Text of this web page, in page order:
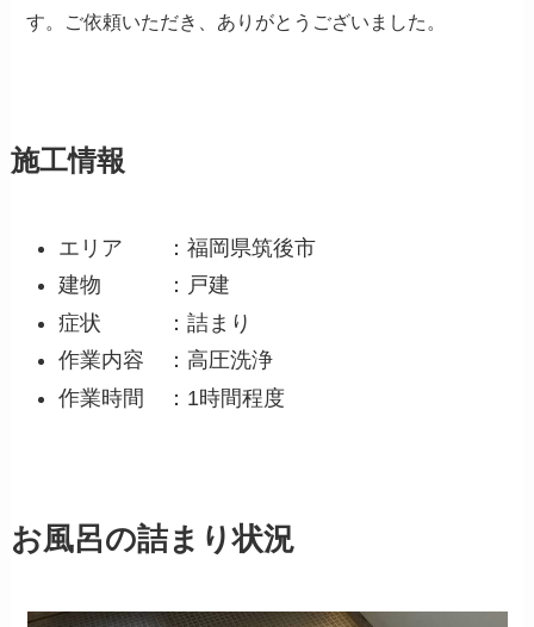
す。ご依頼いただき、ありがとうございました。
施工情報
エリア ：福岡県筑後市
建物 ：戸建
症状 ：詰まり
作業内容 ：高圧洗浄
作業時間 ：1時間程度
お風呂の詰まり状況